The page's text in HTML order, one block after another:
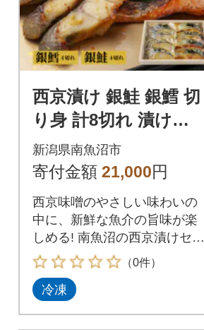
西京漬け 銀鮭 銀鱈 切
り身 計8切れ 漬け魚
新潟県 南魚沼市 1
新潟県南魚沼市
寄付金額 21,000円
西京味噌のやさしい味わいの
中に、新鮮な魚介の旨味が楽
しめる! 南魚沼の西京漬けセッ
ト!
（0件）
冷凍